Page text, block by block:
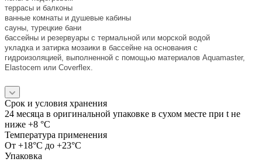
террасы и балконы
ванные комнаты и душевые кабины
сауны, турецкие бани
бассейны и резервуары с термальной или морской водой
укладка и затирка мозаики в бассейне на основания с
гидроизоляцией, выполненной с помощью материалов Aquamaster,
Elastocem или Coverflex.
Срок и условия хранения
24 месяца в оригинальной упаковке в сухом месте при t не
ниже +8 °C
Температура применения
От +18°C до +23°C
Упаковка